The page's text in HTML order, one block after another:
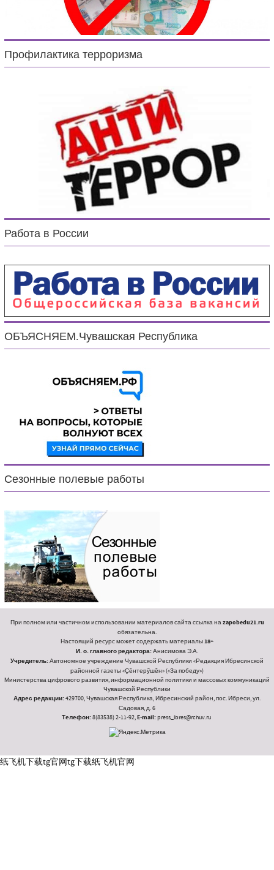
Профилактика терроризма
Работа в России
ОБЪЯСНЯЕМ.Чувашская Республика
Сезонные полевые работы
При полном или частичном использовании материалов сайта ссылка наzapobedu21.ru
обязательна.
Настоящий ресурс может содержать материалы18+
И. о. главного редактора:Анисимова Э.А.
Учредитель:Автономное учреждение Чувашской Республики «Редакция Ибресинской
районной газеты «Ҫӗнтерӳшӗн» («За победу»)
Министерства цифрового развития, информационной политики и массовых коммуникаций
Чувашской Республики
Адрес редакции:429700, Чувашская Республика, Ибресинский район, пос. Ибреси, ул.
Садовая, д. 6
Телефон:8(83538) 2-11-92,E-mail:press_ibres@rchuv.ru
纸飞机下载tg官网tg下载纸飞机官网